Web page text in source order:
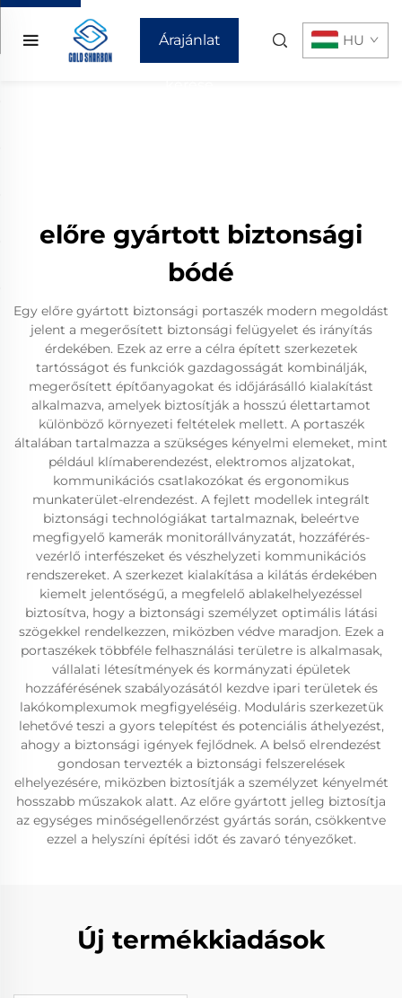
Árajánlat HU
előre gyártott biztonsági
bódé
Egy előre gyártott biztonsági portaszék modern megoldást
jelent a megerősített biztonsági felügyelet és irányítás
érdekében. Ezek az erre a célra épített szerkezetek
tartósságot és funkciók gazdagosságát kombinálják,
megerősített építőanyagokat és időjárásálló kialakítást
alkalmazva, amelyek biztosítják a hosszú élettartamot
különböző környezeti feltételek mellett. A portaszék
általában tartalmazza a szükséges kényelmi elemeket, mint
például klímaberendezést, elektromos aljzatokat,
kommunikációs csatlakozókat és ergonomikus
munkaterület-elrendezést. A fejlett modellek integrált
biztonsági technológiákat tartalmaznak, beleértve
megfigyelő kamerák monitorállványzatát, hozzáférés-
vezérlő interfészeket és vészhelyzeti kommunikációs
rendszereket. A szerkezet kialakítása a kilátás érdekében
kiemelt jelentőségű, a megfelelő ablakelhelyezéssel
biztosítva, hogy a biztonsági személyzet optimális látási
szögekkel rendelkezzen, miközben védve maradjon. Ezek a
portaszékek többféle felhasználási területre is alkalmasak,
vállalati létesítmények és kormányzati épületek
hozzáférésének szabályozásától kezdve ipari területek és
lakókomplexumok megfigyeléséig. Moduláris szerkezetük
lehetővé teszi a gyors telepítést és potenciális áthelyezést,
ahogy a biztonsági igények fejlődnek. A belső elrendezést
gondosan tervezték a biztonsági felszerelések
elhelyezésére, miközben biztosítják a személyzet kényelmét
hosszabb műszakok alatt. Az előre gyártott jelleg biztosítja
az egységes minőségellenőrzést gyártás során, csökkentve
ezzel a helyszíni építési időt és zavaró tényezőket.
Új termékkiadások